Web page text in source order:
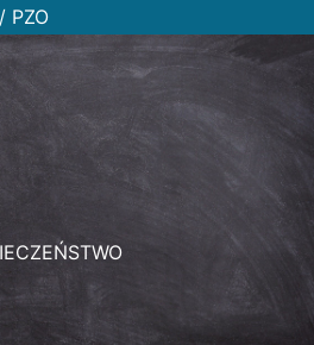
PZO